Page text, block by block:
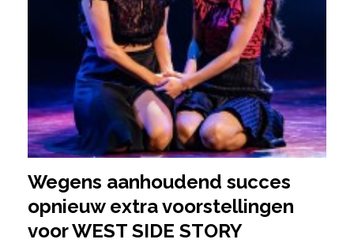
Wegens aanhoudend succes
opnieuw extra voorstellingen
voor WEST SIDE STORY